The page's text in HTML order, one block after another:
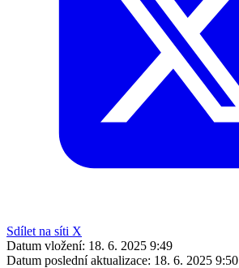
Sdílet na síti X
Datum vložení: 18. 6. 2025 9:49
Datum poslední aktualizace: 18. 6. 2025 9:50